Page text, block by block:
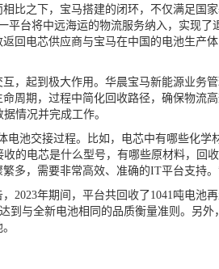
比之下，宝马搭建的闭环，不仅满足国
平台将中远海运的物流服务纳入，实现了
回电芯供应商与宝马在中国的电池生产
起到极大作用。华晨宝马新能源业务
周期，过程中简化回收路径，确保物流高
情况并完成工作。
池交接过程。比如，电芯中有哪些化学
的电芯是什么型号，有哪些原材料，回
多，需要非常高效、准确的IT平台支持。
年期间，平台共回收了1041吨电池
到与全新电池相同的品质衡量准则。另